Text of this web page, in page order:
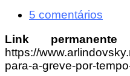
5 comentários
Link
https://
para-a-greve-por-